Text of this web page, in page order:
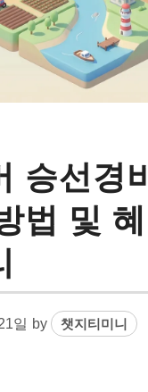
승선경
법 및
일 by 챗지티미니